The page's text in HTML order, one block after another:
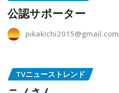
公認サポーター
pikakichi2015@gmail.com
TVニューストレンド